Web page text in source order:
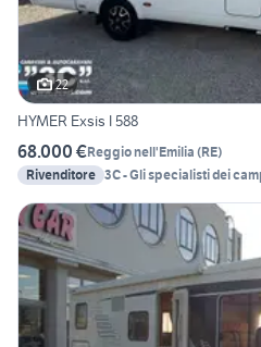
22
HYMER Exsis I 588
68.000 €Reggio nell'Emilia (RE)
Rivenditore 3C - Gli specialisti dei